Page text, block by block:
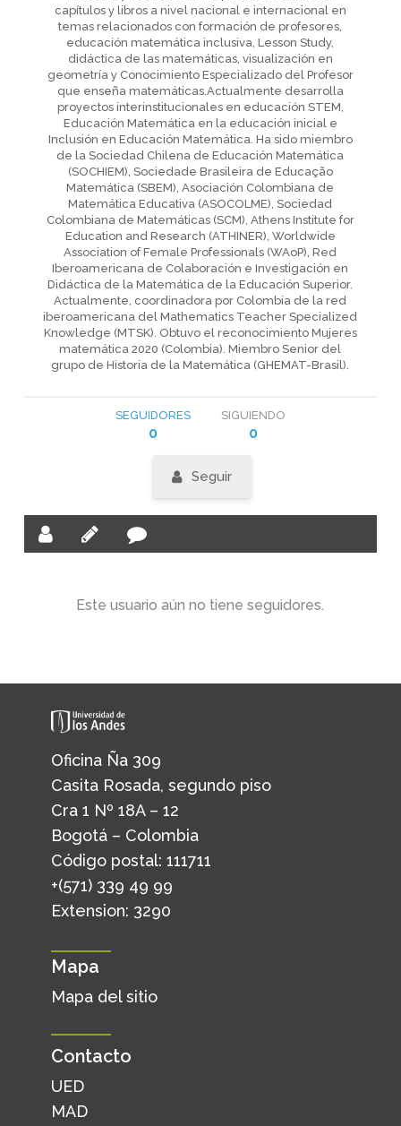
capítulos y libros a nivel nacional e internacional en
temas relacionados con formación de profesores,
educación matemática inclusiva, Lesson Study,
didáctica de las matemáticas, visualización en
geometría y Conocimiento Especializado del Profesor
que enseña matemáticas.Actualmente desarrolla
proyectos interinstitucionales en educación STEM,
Educación Matemática en la educación inicial e
Inclusión en Educación Matemática. Ha sido miembro
de la Sociedad Chilena de Educación Matemática
(SOCHIEM), Sociedade Brasileira de Educação
Matemática (SBEM), Asociación Colombiana de
Matemática Educativa (ASOCOLME), Sociedad
Colombiana de Matemáticas (SCM), Athens Institute for
Education and Research (ATHINER), Worldwide
Association of Female Professionals (WAoP), Red
Iberoamericana de Colaboración e Investigación en
Didáctica de la Matemática de la Educación Superior.
Actualmente, coordinadora por Colombia de la red
iberoamericana del Mathematics Teacher Specialized
Knowledge (MTSK). Obtuvo el reconocimiento Mujeres
matemática 2020 (Colombia). Miembro Senior del
grupo de Historia de la Matemática (GHEMAT-Brasil).
SEGUIDORES
0
SIGUIENDO
0
Seguir
Este usuario aún no tiene seguidores.
Oficina Ña 309
Casita Rosada, segundo piso
Cra 1 Nº 18A – 12
Bogotá – Colombia
Código postal: 111711
+(571) 339 49 99
Extension: 3290
Mapa
Mapa del sitio
Contacto
UED
MAD